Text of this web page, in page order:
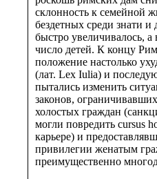
склонность к семейной
бездетных среди знати
быстро увеличивалось,
число детей. К концу
положение настолько
(лат. Lex Iulia) и
пытались изменить
законов,
холостых граждан
могли повредить cursus
карьере) и
привилегии женатым
преимущественно